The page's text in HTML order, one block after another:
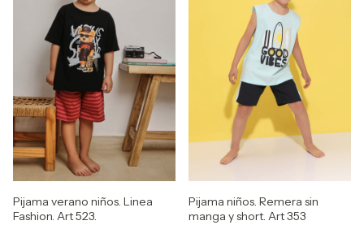
Pijama verano niños. Linea
Fashion. Art 523.
Pijama niños. Remera sin
manga y short. Art 353